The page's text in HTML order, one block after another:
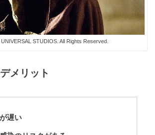
STUDIOS. All Rights Reserved.
メリット
遅い